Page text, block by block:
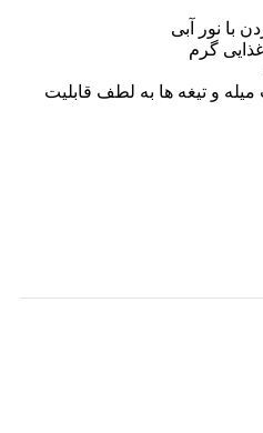
با نور آبی
گرم
و تیغه ها به لطف قابلیت